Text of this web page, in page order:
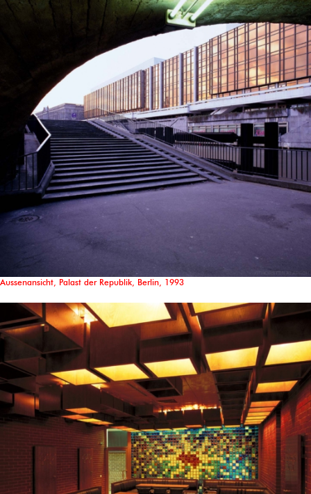
Aussenansicht, Palast der Republik, Berlin, 1993